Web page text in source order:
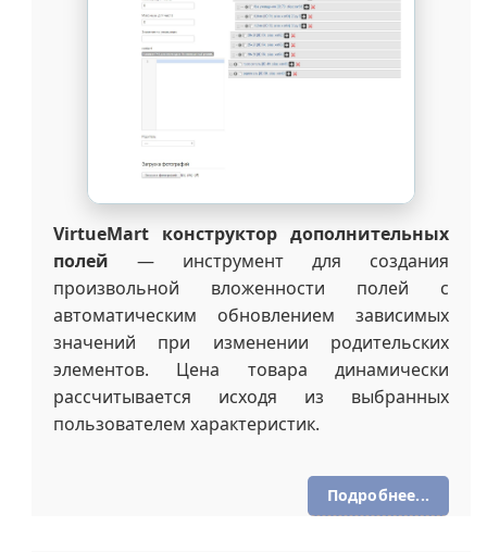
VirtueMart конструктор дополнительных
полей — инструмент для создания
произвольной вложенности полей с
автоматическим обновлением зависимых
значений при изменении родительских
элементов. Цена товара динамически
рассчитывается исходя из выбранных
пользователем характеристик.
Подробнее...